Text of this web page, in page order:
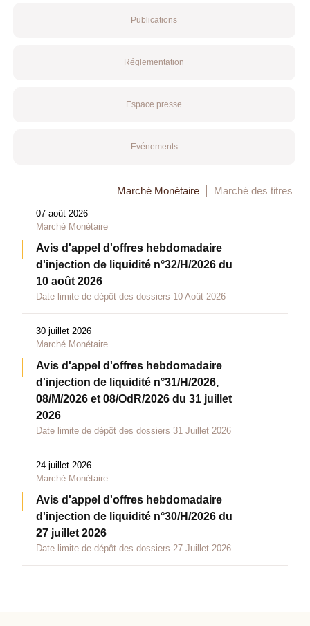
Publications
Réglementation
Espace presse
Evénements
Marché Monétaire Marché des titres
07 août 2026
Marché Monétaire
Avis d'appel d'offres hebdomadaire
d'injection de liquidité n°32/H/2026 du
10 août 2026
Date limite de dépôt des dossiers 10 Août 2026
30 juillet 2026
Marché Monétaire
Avis d'appel d'offres hebdomadaire
d'injection de liquidité n°31/H/2026,
08/M/2026 et 08/OdR/2026 du 31 juillet
2026
Date limite de dépôt des dossiers 31 Juillet 2026
24 juillet 2026
Marché Monétaire
Avis d'appel d'offres hebdomadaire
d'injection de liquidité n°30/H/2026 du
27 juillet 2026
Date limite de dépôt des dossiers 27 Juillet 2026